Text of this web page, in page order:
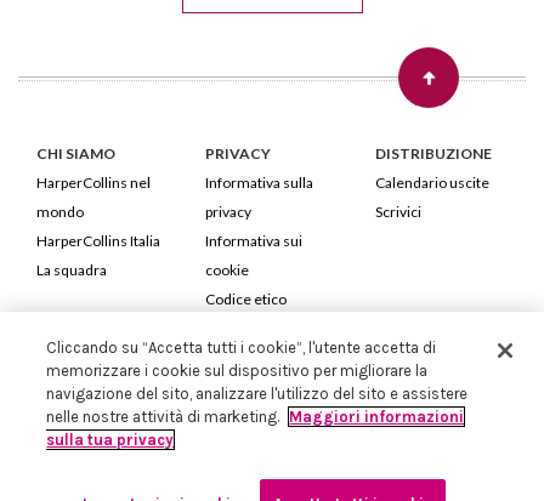
CHI SIAMO
HarperCollins nel
mondo
HarperCollins Italia
La squadra
PRIVACY
Informativa sulla
privacy
Informativa sui
cookie
Codice etico
DISTRIBUZIONE
Calendario uscite
Scrivici
HarperCollins Italia S.p.A. Viale Monte Nero, 84 - 20135 Milano
Cod. Fiscale e P.IVA 05946780151 - Capitale Sociale 258.250 €
Iscritta in Milano al Registro delle imprese nr.198004 e REA nr.1051898
Cliccando su “Accetta tutti i cookie”, l'utente accetta di
memorizzare i cookie sul dispositivo per migliorare la
navigazione del sito, analizzare l'utilizzo del sito e assistere
nelle nostre attività di marketing. Maggiori informazioni
sulla tua privacy